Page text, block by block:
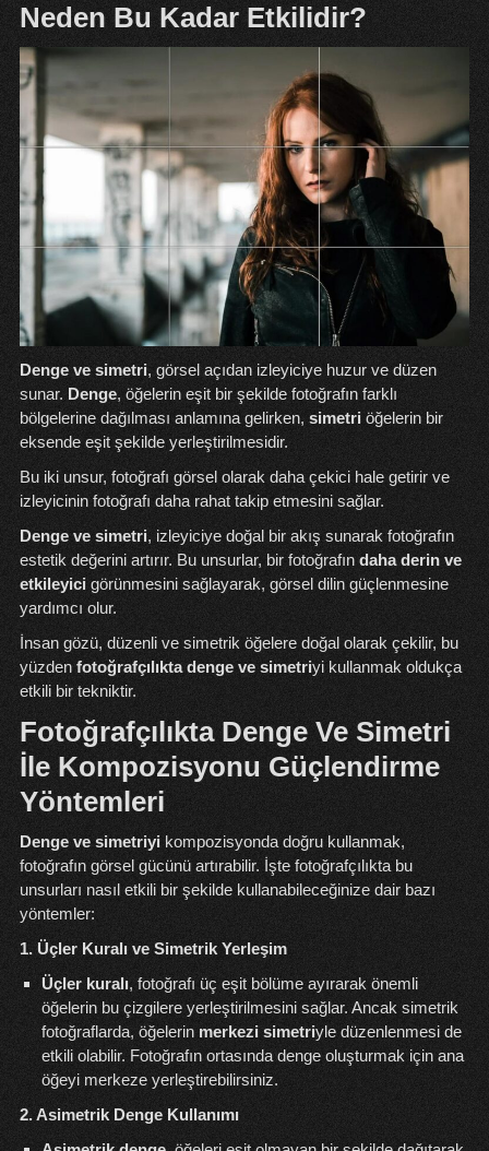
Neden Bu Kadar Etkilidir?
Denge ve simetri, görsel açıdan izleyiciye huzur ve düzen
sunar. Denge, öğelerin eşit bir şekilde fotoğrafın farklı
bölgelerine dağılması anlamına gelirken, simetriöğelerin bir
eksende eşit şekilde yerleştirilmesidir.
Bu iki unsur, fotoğrafı görsel olarak daha çekici hale getirir ve
izleyicinin fotoğrafı daha rahat takip etmesini sağlar.
Denge ve simetri, izleyiciye doğal bir akış sunarak fotoğrafın
estetik değerini artırır. Bu unsurlar, bir fotoğrafın daha derin ve
etkileyicigörünmesini sağlayarak, görsel dilin güçlenmesine
yardımcı olur.
İnsan gözü, düzenli ve simetrik öğelere doğal olarak çekilir, bu
yüzden fotoğrafçılıkta denge ve simetriyi kullanmak oldukça
etkili bir tekniktir.
Fotoğrafçılıkta Denge Ve Simetri
İle Kompozisyonu Güçlendirme
Yöntemleri
Denge ve simetriyikompozisyonda doğru kullanmak,
fotoğrafın görsel gücünü artırabilir. İşte fotoğrafçılıkta bu
unsurları nasıl etkili bir şekilde kullanabileceğinize dair bazı
yöntemler:
1. Üçler Kuralı ve Simetrik Yerleşim
Üçler kuralı, fotoğrafı üç eşit bölüme ayırarak önemli
öğelerin bu çizgilere yerleştirilmesini sağlar. Ancak simetrik
fotoğraflarda, öğelerin merkezi simetriyle düzenlenmesi de
etkili olabilir. Fotoğrafın ortasında denge oluşturmak için ana
öğeyi merkeze yerleştirebilirsiniz.
2. Asimetrik Denge Kullanımı